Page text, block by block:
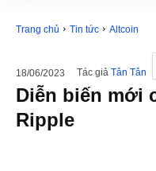
Trang chủ Tin tức Altcoin
18/06/2023 Tác giả Tân Tân
Diễn biến mới
Ripple